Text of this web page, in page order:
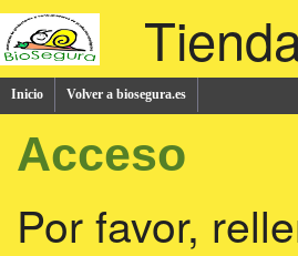
Inicio Volver a biosegura.es
Acceso
Por favor,